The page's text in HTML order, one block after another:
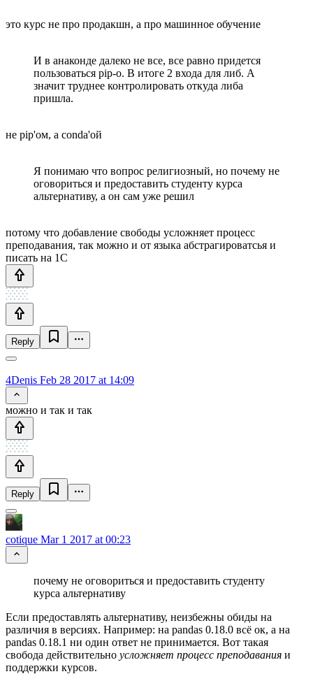
это курс не про продакшн, а про машинное обучение
И в анаконде далеко не все, все равно придется
пользоваться pip-о. В итоге 2 входа для либ. А
значит труднее контролировать откуда либа
пришла.
не pip'ом, а conda'ой
Я понимаю что вопрос религиозный, но почему не
оговориться и предоставить студенту курса
альтернативу, а он сам уже решил
потому что добавление свободы усложняет процесс
преподавания, так можно и от языка абстрагироватсья и
писать на 1C
Reply
4Denis Feb 28 2017 at 14:09
можно и так и так
Reply
cotique Mar 1 2017 at 00:23
почему не оговориться и предоставить студенту
курса альтернативу
Если предоставлять альтернативу, неизбежны обиды на
различия в версиях. Например: на pandas 0.18.0 всё ок, а на
pandas 0.18.1 ни один ответ не принимается. Вот такая
свобода действительно усложняет процесс преподавания и
поддержки курсов.